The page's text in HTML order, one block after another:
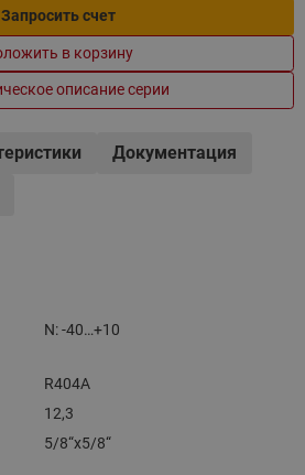
Запросить счет
в корзину
описание серии
Документация
N: -40…+10
R404A
12,3
5/8“x5/8“